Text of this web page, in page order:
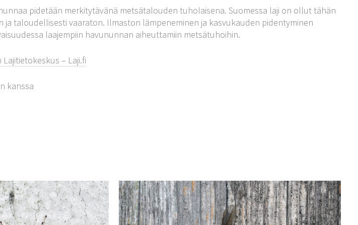
pidetään merkitytävänä metsätalouden tuholaisena. Suomessa laji on ollut tähän
ja taloudellisesti vaaraton. Ilmaston lämpeneminen ja kasvukauden pidentyminen
laajempiin havununnan aiheuttamiin metsätuhoihin.
Lajitietokeskus – Laji.fi
kanssa